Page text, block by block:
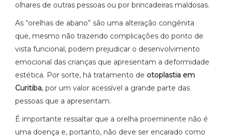
olhares de outras pessoas ou por brincadeiras maldosas.
As “orelhas de abano” são uma alteração congênita
que, mesmo não trazendo complicações do ponto de
vista funcional, podem prejudicar o desenvolvimento
emocional das crianças que apresentam a deformidade
estética. Por sorte, há tratamento de otoplastia em
Curitiba, por um valor acessível a grande parte das
pessoas que a apresentam.
É importante ressaltar que a orelha proeminente não é
uma doença e, portanto, não deve ser encarado como